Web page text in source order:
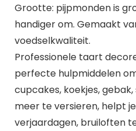
Grootte: pijpmonden is
handiger om. Gemaakt
voedselkwaliteit.
Professionele taart
perfecte hulpmiddelen
cupcakes, koekjes,
meer te versieren, helpt
verjaardagen, bruiloften